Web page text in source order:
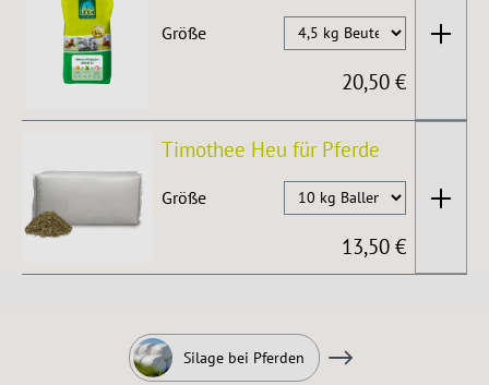
Größe
20,50 €
Timothee Heu für Pferde
Größe
13,50 €
Silage bei Pferden